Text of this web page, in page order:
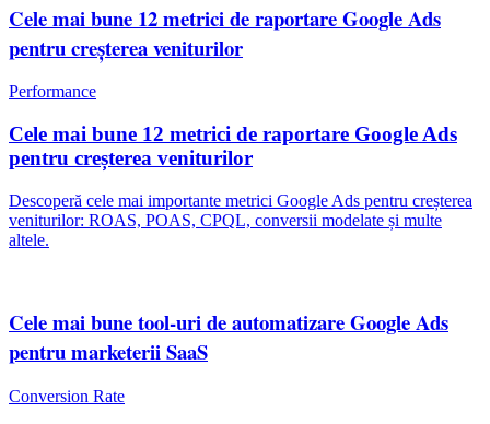
Cele mai bune 12 metrici de raportare Google Ads
pentru creșterea veniturilor
Performance
Cele mai bune 12 metrici de raportare Google Ads
pentru creșterea veniturilor
Descoperă cele mai importante metrici Google Ads pentru creșterea
veniturilor: ROAS, POAS, CPQL, conversii modelate și multe
altele.
Cele mai bune tool-uri de automatizare Google Ads
pentru marketerii SaaS
Conversion Rate